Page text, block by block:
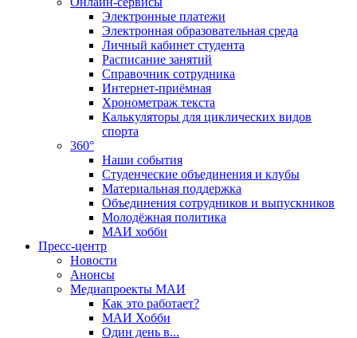
Электронные платежи
Электронная образовательная среда
Личный кабинет студента
Расписание занятий
Справочник сотрудника
Интернет-приёмная
Хронометраж текста
Калькуляторы для циклических видов
спорта
360°
Наши события
Студенческие объединения и клубы
Материальная поддержка
Объединения сотрудников и выпускников
Молодёжная политика
МАИ хобби
Пресс-центр
Новости
Анонсы
Медиапроекты МАИ
Как это работает?
МАИ Хобби
Один день в...